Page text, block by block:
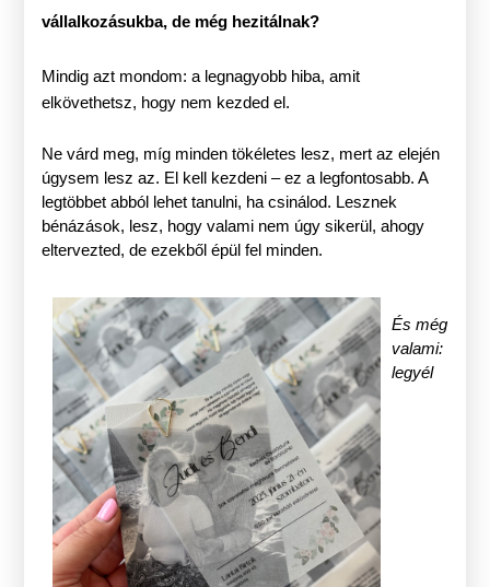
vállalkozásukba, de még hezitálnak?
Mindig azt mondom: a legnagyobb hiba, amit
elkövethetsz, hogy nem kezded el.
Ne várd meg, míg minden tökéletes lesz, mert az elején
úgysem lesz az. El kell kezdeni – ez a legfontosabb. A
legtöbbet abból lehet tanulni, ha csinálod. Lesznek
bénázások, lesz, hogy valami nem úgy sikerül, ahogy
eltervezted, de ezekből épül fel minden.
És még
valami:
legyél